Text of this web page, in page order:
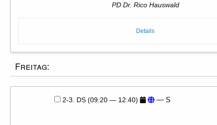
PD Dr. Rico Hauswald
Details
Freitag:
2-3. DS (09:20 — 12:40) — S